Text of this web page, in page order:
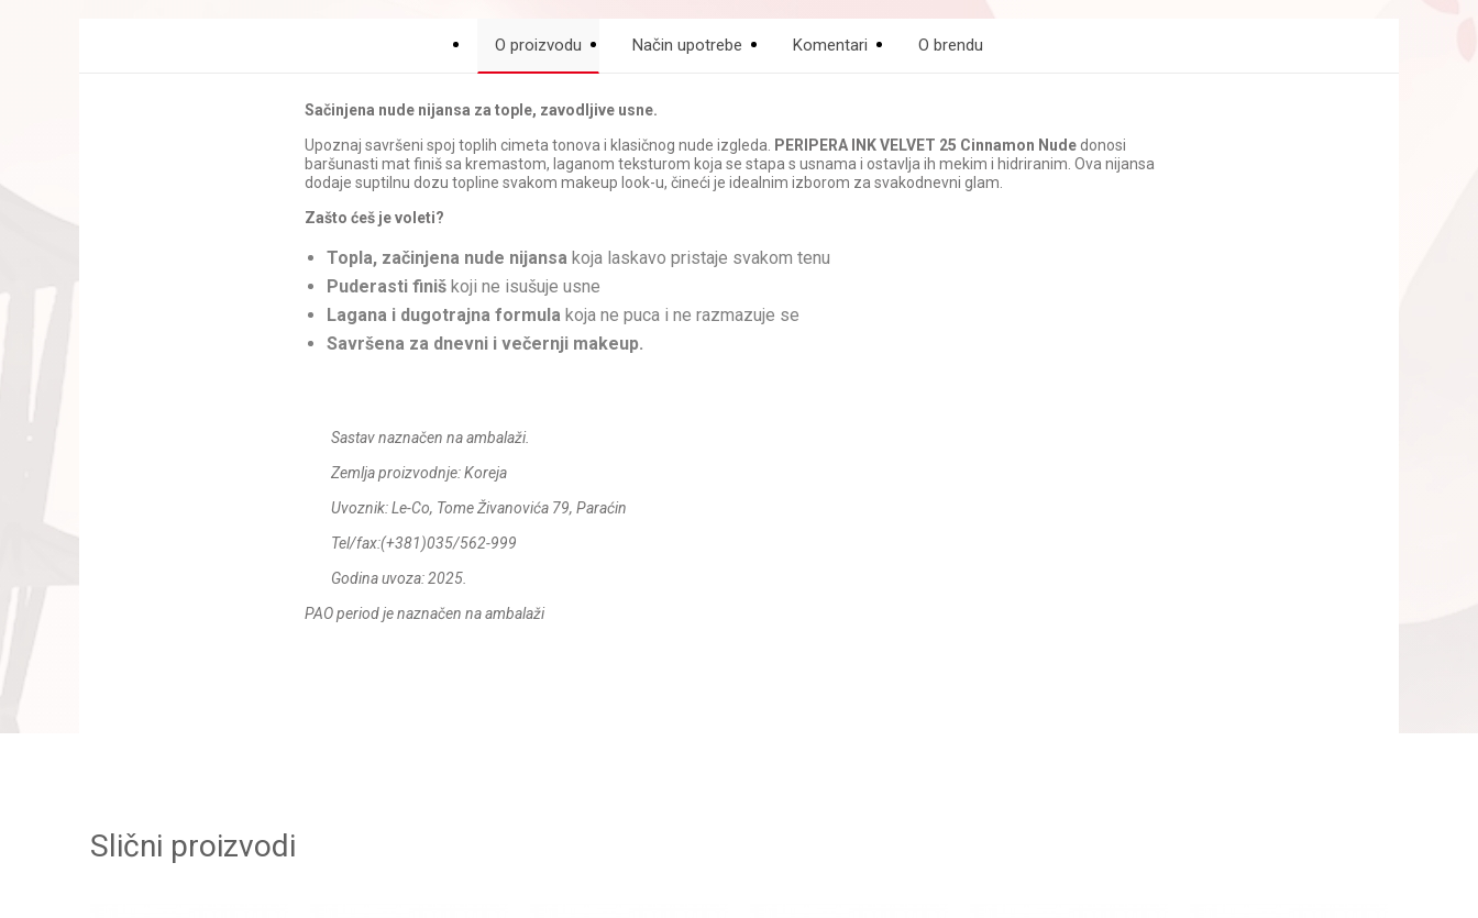
O proizvodu Način upotrebe Komentari O brendu
Sačinjena nude nijansa za tople, zavodljive usne.
Upoznaj savršeni spoj toplih cimeta tonova i klasičnog nude izgleda. PERIPERA INK VELVET 25 Cinnamon Nude donosi
baršunasti mat finiš sa kremastom, laganom teksturom koja se stapa s usnama i ostavlja ih mekim i hidriranim. Ova nijansa
dodaje suptilnu dozu topline svakom makeup look-u, čineći je idealnim izborom za svakodnevni glam.
Zašto ćeš je voleti?
Topla, začinjena nude nijansa koja laskavo pristaje svakom tenu
Puderasti finiš koji ne isušuje usne
Lagana i dugotrajna formula koja ne puca i ne razmazuje se
Savršena za dnevni i večernji makeup.
Sastav naznačen na ambalaži.
Zemlja proizvodnje: Koreja
Uvoznik: Le-Co, Tome Živanovića 79, Paraćin
Tel/fax:(+381)035/562-999
Godina uvoza: 2025.
PAO period je naznačen na ambalaži
Slični proizvodi